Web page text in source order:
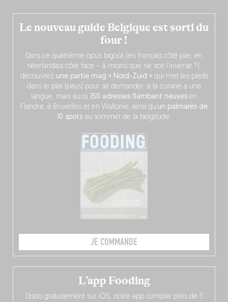
Le nouveau guide Belgique est sorti du
four !
Dans ce quatrième opus bigoût (en français côté pile, en
néerlandais côté face – à moins que ne soit l’inverse ?),
découvrez une partie mag « Nord-Zuid » qui met les pieds
dans le plat (pays) pour se demander si la cuisine a une
langue, mais aussi 150 adresses flambant neuvesen
Flandre, à Bruxelles et en Wallonie, ainsi qu’un palmarès de
10 spots au sommet de la belgitude.
JE COMMANDE
L’app Fooding
Dispo gratuitement sur iOS, notre app compile près de 3